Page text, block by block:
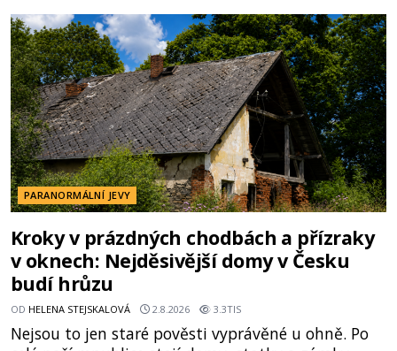
kolem 17 000 000 zábavychtivých lidí ročně. A ač je
velká snaha to utajit, někteří z
PARANORMÁLNÍ JEVY
Kroky v prázdných chodbách a přízraky
v oknech: Nejděsivější domy v Česku
budí hrůzu
OD HELENA STEJSKALOVÁ 2.8.2026 3.3TIS
Nejsou to jen staré pověsti vyprávěné u ohně. Po